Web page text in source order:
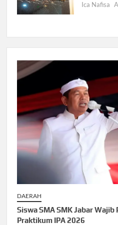
Ica Nafisa
DAERAH
Siswa SMA SMK Jabar Wajib
Praktikum IPA 2026